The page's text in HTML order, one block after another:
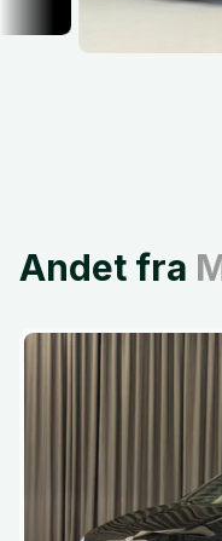
Andet fra